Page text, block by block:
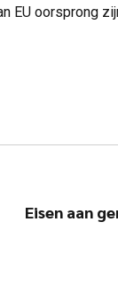
EU oorsprong
Eisen aan